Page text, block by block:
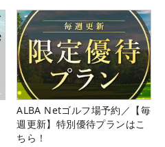
ALBA Netゴルフ場予約／【毎
週更新】特別優待プランはこ
ちら！